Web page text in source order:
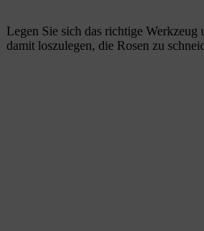
Legen Sie sich das richtige
damit loszulegen, die Rosen zu